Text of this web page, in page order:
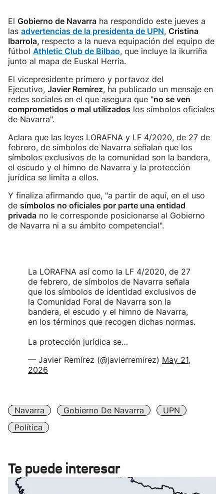
El Gobierno de Navarra ha respondido este jueves a
las advertencias de la presidenta de UPN, Cristina
Ibarrola, respecto a la nueva equipación del equipo de
fútbol Athletic Club de Bilbao, que incluye la ikurriña
junto al mapa de Euskal Herria.
El vicepresidente primero y portavoz del
Ejecutivo, Javier Remírez, ha publicado un mensaje en
redes sociales en el que asegura que "no se ven
comprometidos o mal utilizados los símbolos oficiales
de Navarra".
Aclara que las leyes LORAFNA y LF 4/2020, de 27 de
febrero, de símbolos de Navarra señalan que los
símbolos exclusivos de la comunidad son la bandera,
el escudo y el himno de Navarra y la protección
jurídica se limita a ellos.
Y finaliza afirmando que, "a partir de aquí, en el uso
de símbolos no oficiales por parte una entidad
privada no le corresponde posicionarse al Gobierno
de Navarra ni a su ámbito competencial".
La LORAFNA así como la LF 4/2020, de 27
de febrero, de símbolos de Navarra señala
que los símbolos de identidad exclusivos de
la Comunidad Foral de Navarra son la
bandera, el escudo y el himno de Navarra,
en los términos que recogen dichas normas.
La protección jurídica se…
— Javier Remírez (@javierremirez) May 21,
2026
Navarra Gobierno De Navarra
UPN
Política
Te puede interesar